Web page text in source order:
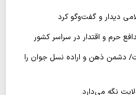
دیدار و گفت‌وگو کرد
حرم و اقتدار در سراسر کشور
دشمن ذهن و اراده نسل جوان را
نگه می‌دارد